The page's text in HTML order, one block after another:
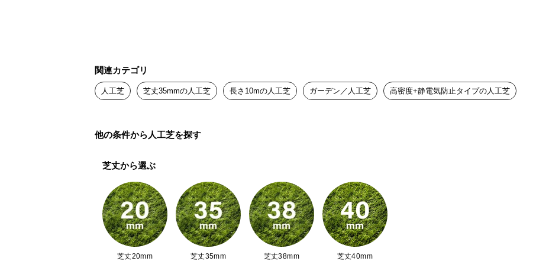
関連カテゴリ
人工芝 芝丈35mmの人工芝 長さ10mの人工芝 ガーデン／人工芝 高密度+静電気防止タイプの人工芝
他の条件から人工芝を探す
芝丈から選ぶ
芝丈20mm 芝丈35mm 芝丈38mm 芝丈40mm